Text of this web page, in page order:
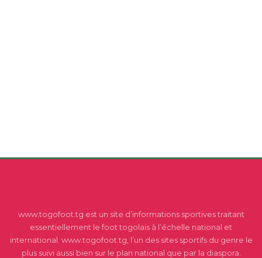
www.togofoot.tg est un site d’informations sportives traitant
essentiellement le foot togolais à l’échelle national et
international. www.togofoot.tg, l’un des sites sportifs du genre le
plus suivi aussi bien sur le plan national que par la diaspora.